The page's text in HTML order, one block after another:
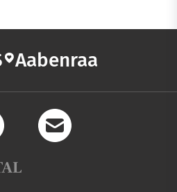
Aabenraa